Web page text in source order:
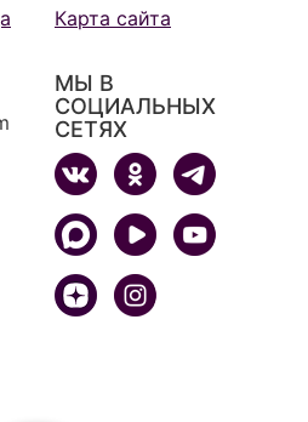
Карта сайта
МЫ В
СОЦИАЛЬНЫХ
СЕТЯХ